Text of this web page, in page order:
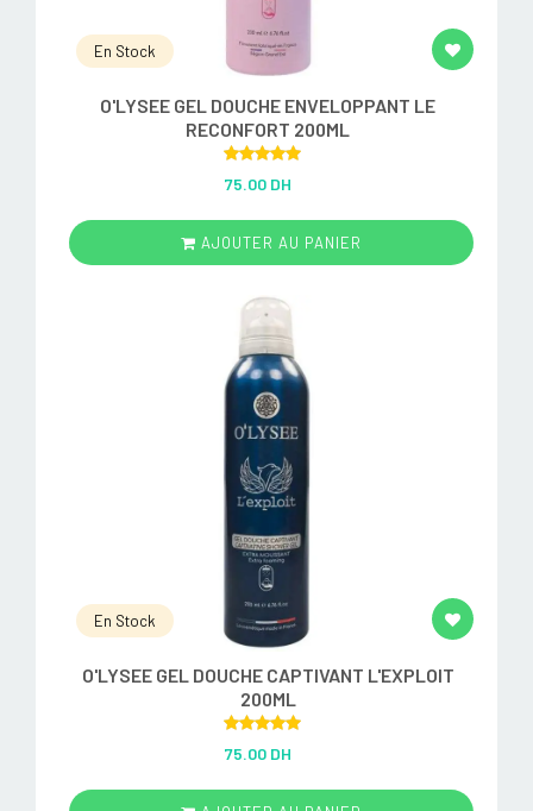
En Stock
O'LYSEE GEL DOUCHE ENVELOPPANT LE
RECONFORT 200ML
out of 5
75.00 DH
AJOUTER AU PANIER
En Stock
O'LYSEE GEL DOUCHE CAPTIVANT L'EXPLOIT
200ML
out of 5
75.00 DH